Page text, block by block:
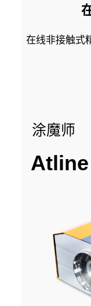
在线非接触式
涂魔师
Atline